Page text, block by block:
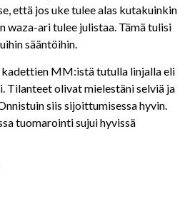
että jos uke tulee alas kutakuinkin
waza-ari tulee julistaa. Tämä tulisi
sääntöihin.
MM:istä tutulla linjalla eli
Tilanteet olivat mielestäni selviä ja
siis sijoittumisessa hyvin.
tuomarointi sujui hyvissä